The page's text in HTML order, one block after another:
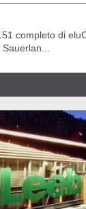
completo di